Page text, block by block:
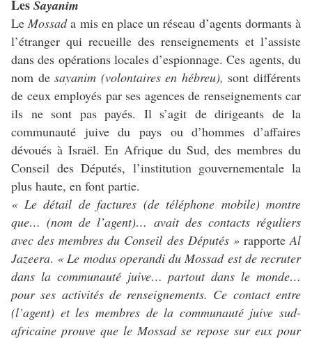
Les Sayanim
LeMossada mis en place un réseau d’agents dormants à
l’étranger qui recueille des renseignements et l’assiste
dans des opérations locales d’espionnage. Ces agents, du
nom desayanim (volontaires en hébreu), sont différents
de ceux employés par ses agences de renseignements car
ils ne sont pas payés. Il s’agit de dirigeants de la
communauté juive du pays ou d’hommes d’affaires
dévoués à Israël. En Afrique du Sud, des membres du
Conseil des Députés, l’institution gouvernementale la
plus haute, en font partie.
« Le détail de factures (de téléphone mobile) montre
que… (nom de l’agent)… avait des contacts réguliers
avec des membres du Conseil des Députés »rapporteAl
Jazeera. « Le modus operandi du Mossad est de recruter
dans la communauté juive… partout dans le monde…
pour ses activités de renseignements. Ce contact entre
(l’agent) et les membres de la communauté juive sud-
africaine prouve que le Mossad se repose sur eux pour